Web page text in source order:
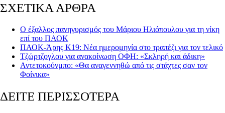
ΣΧΕΤΙΚΑ ΑΡΘΡΑ
Ο έξαλλος πανηγυρισμός του Μάριου Ηλιόπουλου για τη νίκη
επί του ΠΑΟΚ
ΠΑΟΚ-Άρης Κ19: Νέα ημερομηνία στο τραπέζι για τον τελικό
Τζώρτζογλου για ανακοίνωση ΟΦΗ: «Σκληρή και άδικη»
Αντετοκούνμπο: «Θα αναγεννηθώ από τις στάχτες σαν τον
Φοίνικα»
ΔΕΙΤΕ ΠΕΡΙΣΣΟΤΕΡΑ